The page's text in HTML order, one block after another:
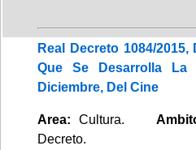
Real Decreto 1084/
Que Se Desarrolla La
Diciembre, Del Cine
Area: Cultura.
Decreto.